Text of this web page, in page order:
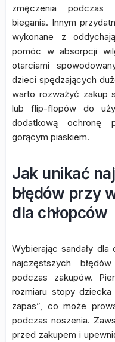
zmęczenia podczas
biegania. Innym
wykonane z
pomóc w absorpcji
otarciami
dzieci spędzających
warto rozważyć zakup
lub flip-flopów do
dodatkową ochronę
gorącym piaskiem.
Jak unikać
błędów przy
dla chłopców
Wybierając sandały
najczęstszych
podczas zakupów.
rozmiaru stopy
zapas”, co może
podczas noszenia.
przed zakupem i